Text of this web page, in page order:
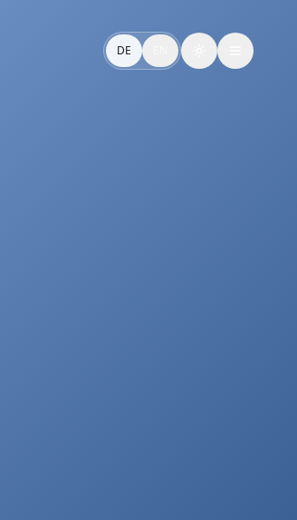
your audio brand.
DE Toggle theme